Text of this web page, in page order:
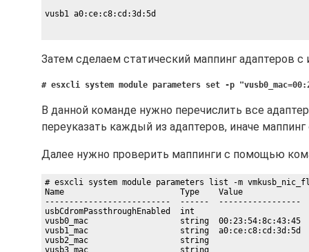
vusb1 a0:ce:c8:cd:3d:5d
Затем сделаем статический маппинг адаптеров
# esxcli system module parameters set -p
В данной команде нужно перечислить все
переуказать каждый из адаптеров, иначе маппинг
Далее нужно проверить маппинги с помощью
# esxcli system module parameters list -m
Name                        Type    Value
--------------------------  ------  -----------------
usbCdromPassthroughEnabled  int
vusb0_mac                   string  00:23:54:8c:43:45
vusb1_mac                   string  a0:ce:c8:cd:3d:5d
vusb2_mac                   string
vusb3_mac                   string